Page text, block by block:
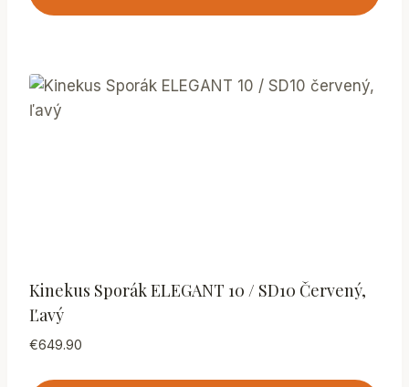
Kinekus Sporák ELEGANT 10 / SD10 Červený,
Ľavý
€649.90